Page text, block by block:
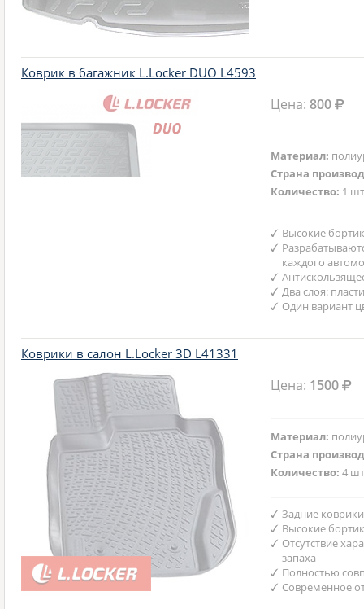
Коврик в багажник L.Locker DUO L4593
Цена:800
Материал:
Страна
Количество: 1
Высокие
каждого
Два слоя:
Один вариант
Коврики в салон L.Locker 3D L41331
Цена: 1500
Материал:
Страна
Количество:4
Задние
Высокие
Отсутствие
запаха
Полностью
Современное